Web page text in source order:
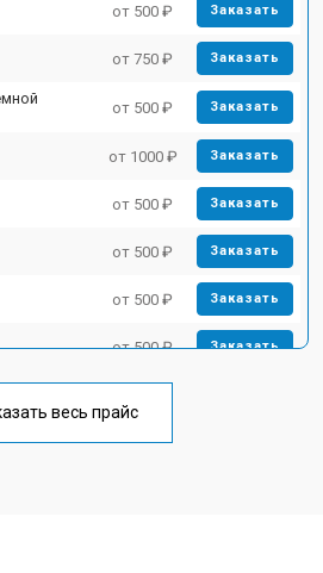
от 500 ₽ Заказать
от 750 ₽ Заказать
от 500 ₽ Заказать
от 1000 ₽ Заказать
от 500 ₽ Заказать
от 500 ₽ Заказать
от 500 ₽ Заказать
от 500 ₽ Заказать
весь прайс